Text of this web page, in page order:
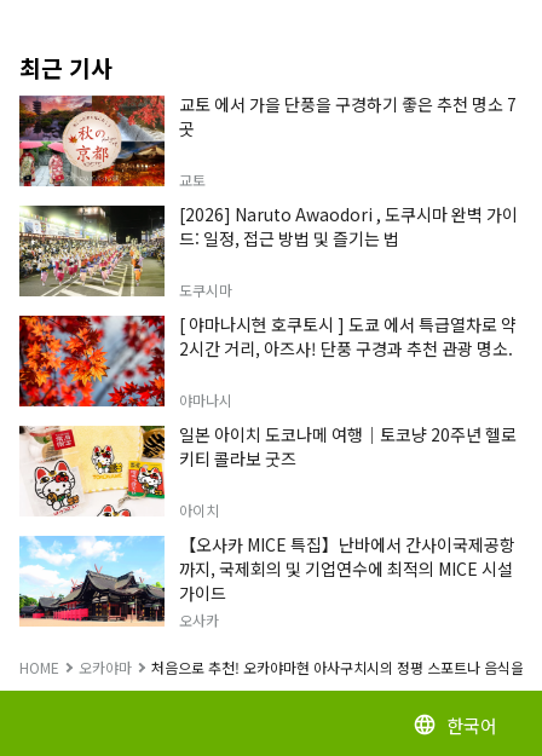
최근 기사
교토 에서 가을 단풍을 구경하기 좋은 추천 명소 7
곳
교토
[2026] Naruto Awaodori , 도쿠시마 완벽 가이
드: 일정, 접근 방법 및 즐기는 법
도쿠시마
[ 야마나시현 호쿠토시 ] 도쿄 에서 특급열차로 약
2시간 거리, 아즈사! 단풍 구경과 추천 관광 명소.
야마나시
일본 아이치 도코나메 여행｜토코냥 20주년 헬로
키티 콜라보 굿즈
아이치
【오사카 MICE 특집】난바에서 간사이국제공항
까지, 국제회의 및 기업연수에 최적의 MICE 시설
가이드
오사카
HOME 오카야마 처음으로 추천! 오카야마현 아사구치시의 정평 스포트나 음식을
language 한국어